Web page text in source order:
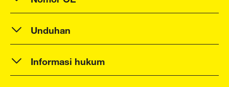
Unduhan
Informasi hukum